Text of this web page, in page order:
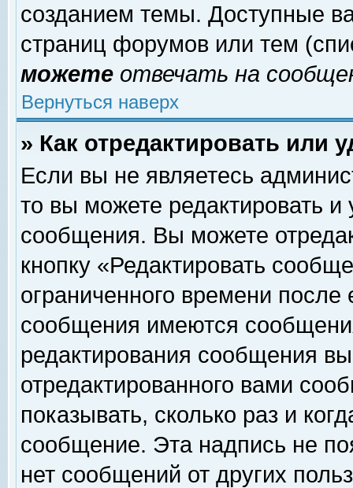
созданием темы. Доступные
страниц форумов или тем
можете отвечать на
Вернуться наверх
» Как отредактировать или
Если вы не являетесь
то вы можете редактировать и
сообщения. Вы можете
кнопку «Редактировать
ограниченного времени
сообщения имеются
редактирования сообщения
отредактированного вами
показывать, сколько раз и
сообщение. Эта надпись не
нет сообщений от других